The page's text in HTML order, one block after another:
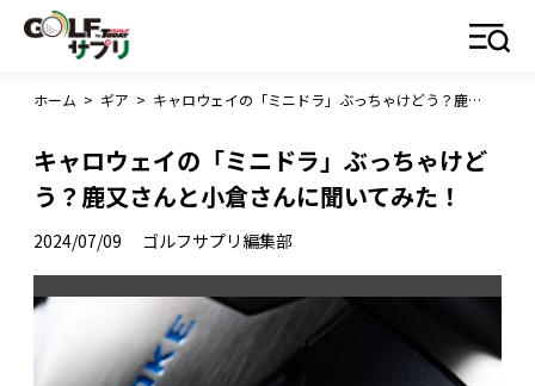
ホーム > ギア > キャロウェイの「ミニドラ」ぶっちゃけどう？鹿又さんと小倉さんに聞いてみた！
キャロウェイの「ミニドラ」ぶっちゃけど
う？鹿又さんと小倉さんに聞いてみた！
2024/07/09 ゴルフサプリ編集部